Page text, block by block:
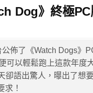
Dog》終極PC
佈了《Watch Dogs》
可以輕鬆跑上這款年度
卻語出驚人，曝出了想
求！